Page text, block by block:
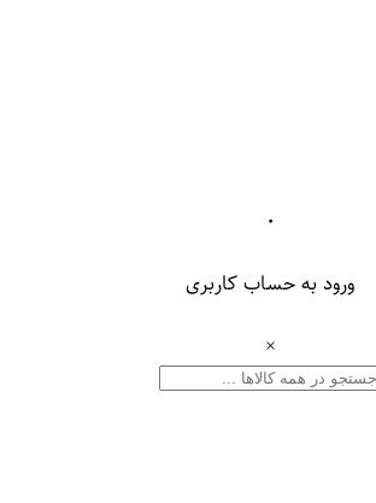
۰
ورود به حساب کاربری
×